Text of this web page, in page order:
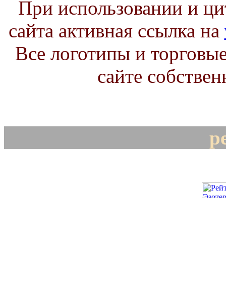
При использовании и
сайта активная ссылка на
Все логотипы и
сайте